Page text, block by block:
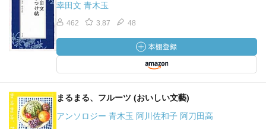
幸田文 青木玉
462 3.87 48
まるまる、フルーツ (おいしい文藝)
アンソロジー 青木玉 阿川佐和子 阿刀田高